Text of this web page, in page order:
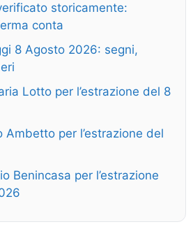
storicamente:
conta
8 Agosto 2026: segni,
Lotto per l’estrazione del 8
Ambetto per l’estrazione del
Benincasa per l’estrazione